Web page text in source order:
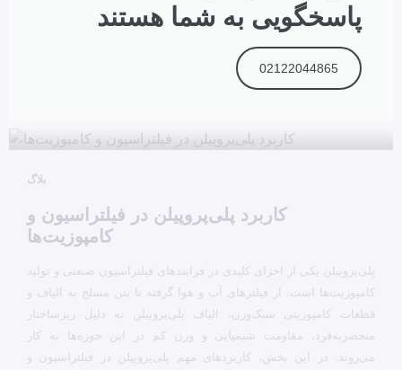
پاسخگویی به شما هستند
02122044865
بلاگ
کاربرد پلی‌پروپیلن در فیلتراسیون و
کامپوزیت‌ها
پلی‌پروپیلن یکی از اجزای کلیدی در فرایندهای فیلتراسیون صنعتی و تولید
کامپوزیت‌ها است. از فیلترهای آب و هوا گرفته تا بتن مسلح به الیاف و
قطعات کامپوزیتی سبک‌وزن، الیاف پلی‌پروپیلن به دلیل ریزساختار
منحصربه‌فرد، مقاومت شیمیایی و وزن کم در این حوزه‌ها به کار
می‌روند. در این بخش، کاربردهای مهم پلی‌پروپیلن در فیلتراسیون و